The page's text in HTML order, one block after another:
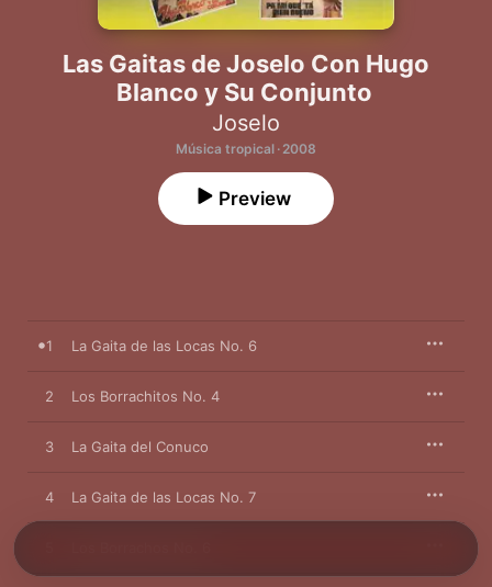
Las Gaitas de Joselo Con Hugo
Blanco y Su Conjunto
Joselo
Música tropical · 2008
Preview
1 La Gaita de las Locas No. 6
2 Los Borrachitos No. 4
3 La Gaita del Conuco
4 La Gaita de las Locas No. 7